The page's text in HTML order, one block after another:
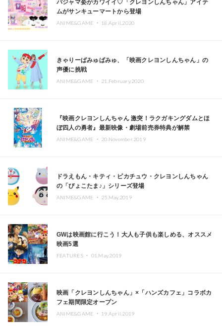
パジャマ姿がカワイイ♡「クレヨンしんちゃん」アイテ
ムがサンキューマートから登場
ANIME&GAME ・ 18.April.2020
きゃりーぱみゅぱみゅ、「映画クレヨンしんちゃん」の
声優に挑戦
ANIME&GAME ・ 21.February.2020
『映画クレヨンしんちゃん 激突！ラクガキングダムとほ
ぼ四人の勇者』最新映像・劇場前売券特典が解禁
ANIME&GAME ・ 20.November.2019
ドラえもん・キティ・ピカチュウ・クレヨンしんちゃん
の「ぴょこたま♪」シリーズ登場
ANIME&GAME ・ 25.May.2019
GWは映画館に行こう！大人も子供も楽しめる、オススメ
映画5選
FEATURES ・ 01.May.2019
映画「クレヨンしんちゃん」×「ハンズカフェ」コラボカ
フェ期間限定オープン
ANIME&GAME ・ 19.April.2019